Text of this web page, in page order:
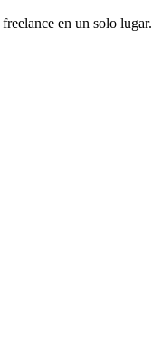
en un solo lugar.